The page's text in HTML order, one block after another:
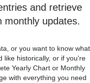
and retrieve
monthly updates.
or you want to know what
like historically, or if you're
Yearly Chart or Monthly
with everything you need